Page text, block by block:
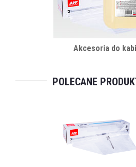
Akcesoria do
POLECANE